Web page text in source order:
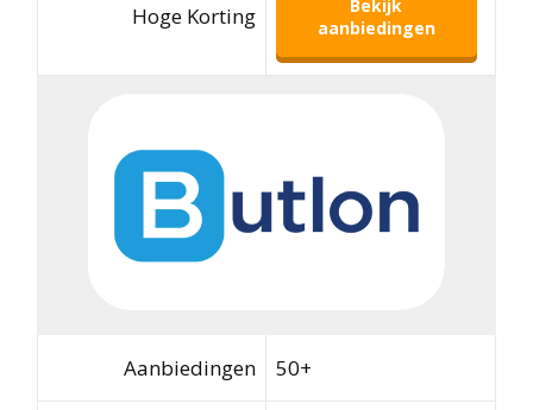
Hoge Korting
Bekijk
aanbiedingen
Aanbiedingen 50+